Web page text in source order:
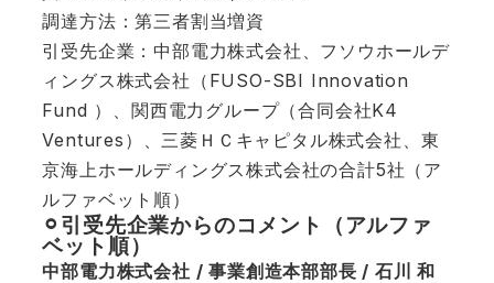
調達方法：第三者割当増資
引受先企業：中部電力株式会社、フソウホールデ
ィングス株式会社（FUSO-SBI Innovation
Fund ）、関西電力グループ（合同会社K4
Ventures）、三菱ＨＣキャピタル株式会社、東
京海上ホールディングス株式会社の合計5社（ア
ルファベット順）
⚪︎引受先企業からのコメント（アルファ
ベット順）
中部電力株式会社 / 事業創造本部部長 / 石川 和